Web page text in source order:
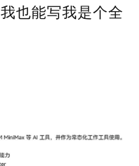
也能写我是个全